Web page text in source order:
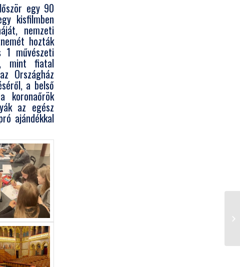
egy 90
kisfilmben
nemzeti
hozták
művészeti
mint fiatal
Országház
a belső
koronaőrök
az egész
ajándékkal